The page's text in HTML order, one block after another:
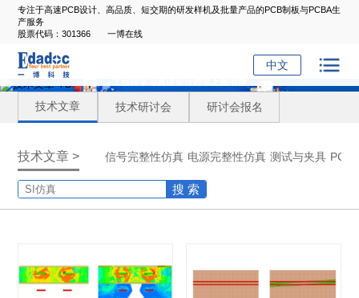
专注于高速PCB设计、高品质、短交期的研发样机及批量产品的PCB制板与PCBA生
产服务
股票代码：301366
一博在线
中文
技术文章 技术研讨会 研讨会报名
技术文章 > 信号完整性仿真 电源完整性仿真 测试与夹具 PCB
搜 索